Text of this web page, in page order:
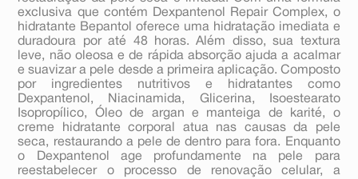
exclusiva que contém Dexpantenol Repair Complex, o
hidratante Bepantol oferece uma hidratação imediata e
duradoura por até 48 horas. Além disso, sua textura
leve, não oleosa e de rápida absorção ajuda a acalmar
e suavizar a pele desde a primeira aplicação. Composto
por ingredientes nutritivos e hidratantes como
Dexpantenol, Niacinamida, Glicerina, Isoestearato
Isopropílico, Óleo de argan e manteiga de karité, o
creme hidratante corporal atua nas causas da pele
seca, restaurando a pele de dentro para fora. Enquanto
o Dexpantenol age profundamente na pele para
reestabelecer o processo de renovação celular, a